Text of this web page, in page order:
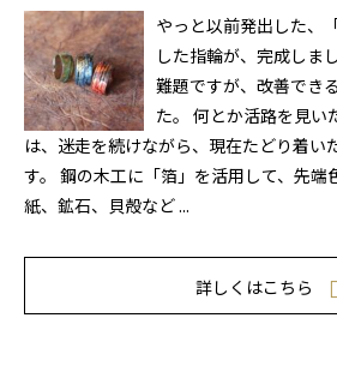
やっと以前発出した、
した指輪が、完成しま
難題ですが、改善でき
た。 何とか活路を見い
は、迷走を続けながら、現在たどり着い
す。 鋼の木工に「箔」を活用して、先端
紙、鉱石、貝殻など ...
詳しくはこちら